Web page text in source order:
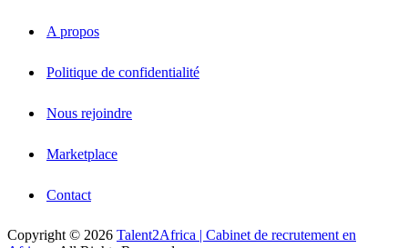
A propos
Politique de confidentialité
Nous rejoindre
Marketplace
Contact
Copyright © 2026 Talent2Africa | Cabinet de recrutement en